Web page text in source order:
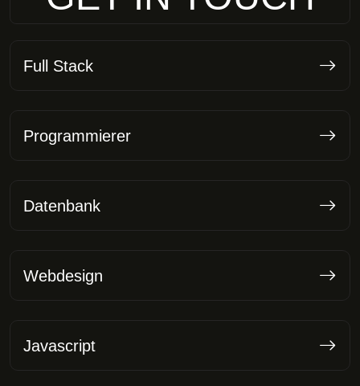
Full Stack
Programmierer
Datenbank
Webdesign
Javascript